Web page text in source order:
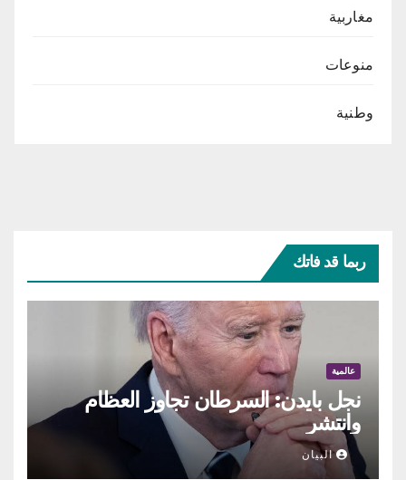
مغاربية
منوعات
وطنية
ربما قد فاتك
عالمية
نجل بايدن: السرطان تجاوز العظام
وانتشر
البيان